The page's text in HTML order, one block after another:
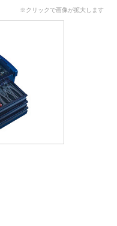
※クリックで画像が拡大します